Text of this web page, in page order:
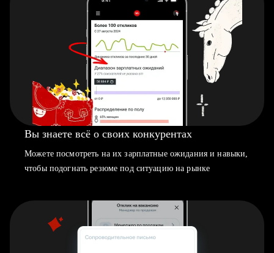
Вы знаете всё о своих конкурентах
Можете посмотреть на их зарплатные ожидания и навыки,
чтобы подогнать резюме под ситуацию на рынке